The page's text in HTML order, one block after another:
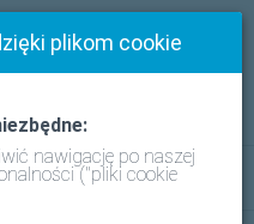
Polska - Polish
plikom cookie
nawigację po naszej
("pliki cookie